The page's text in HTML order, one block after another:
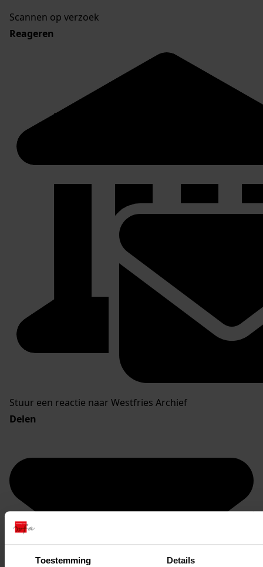
Toestemming Details
Scannen op verzoek
Reageren
Stuur een reactie naar Westfries Archief
Delen